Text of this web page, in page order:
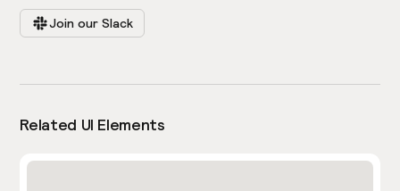
Join our Slack
Related UI Elements